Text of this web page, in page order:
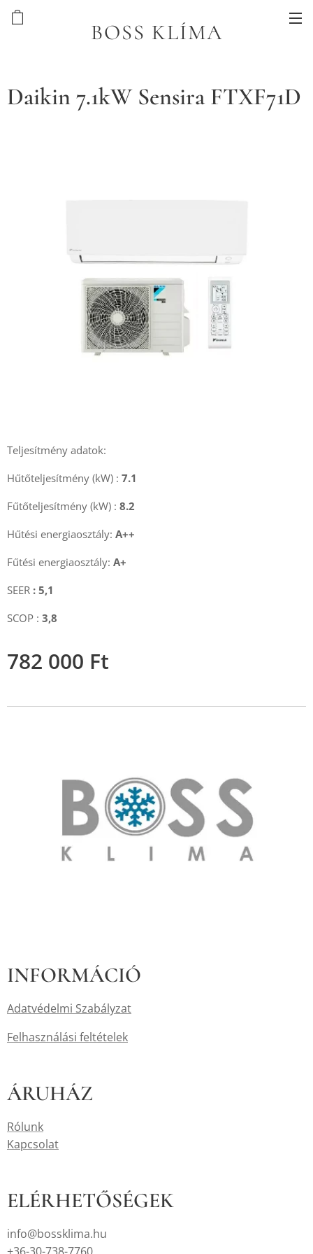
BOSS KLÍMA
Daikin 7.1kW Sensira FTXF71D
Teljesítmény adatok:
Hűtőteljesítmény (kW) : 7.1
Fűtőteljesítmény (kW) : 8.2
Hűtési energiaosztály: A++
Fűtési energiaosztály: A+
SEER : 5,1
SCOP : 3,8
782 000 Ft
INFORMÁCIÓ
Adatvédelmi Szabályzat
Felhasználási feltételek
ÁRUHÁZ
Rólunk
Kapcsolat
ELÉRHETŐSÉGEK
info@bossklima.hu